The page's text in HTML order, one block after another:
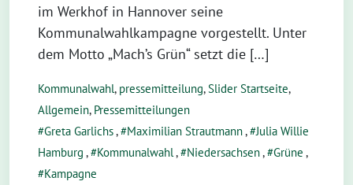
im Werkhof in Hannover seine
Kommunalwahlkampagne vorgestellt. Unter
dem Motto „Mach’s Grün“ setzt die […]
Kommunalwahl, pressemitteilung,Slider Startseite,
Allgemein, Pressemitteilungen
Greta Garlichs, Maximilian Strautmann, Julia Willie
Hamburg , Kommunalwahl, Niedersachsen, Grüne ,
Kampagne